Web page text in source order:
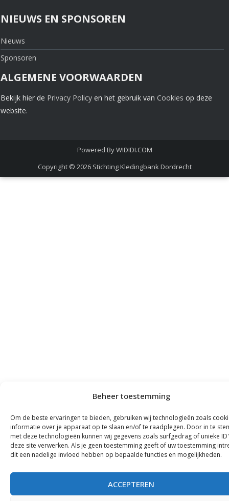
Beheer toestemming
Om de beste ervaringen te bieden, gebruiken wij technologieën zoals
informatie over je apparaat op te slaan en/of te raadplegen. Door in te
met deze technologieën kunnen wij gegevens zoals surfgedrag of unieke
deze site verwerken. Als je geen toestemming geeft of uw toestemming
dit een nadelige invloed hebben op bepaalde functies en mogelijkheden.
ACCEPTEREN
NIEUWS EN SPONSOREN
Nieuws
Sponsoren
ALGEMENE VOORWAARDEN
Bekijk hier de Privacy Policy en het gebruik van Cookies op deze
website.
Powered ByWIDIDI.COM
Copyright © 2026 Stichting Kledingbank Dordrecht